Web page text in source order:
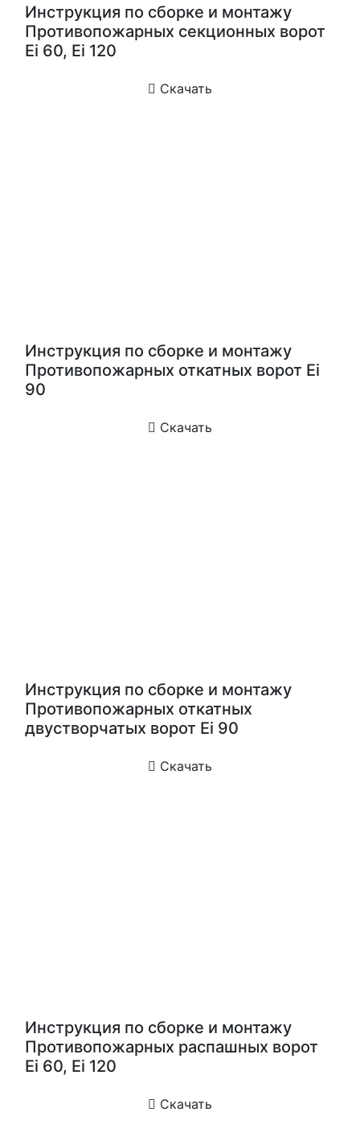
Инструкция по сборке и монтажу
Противопожарных секционных ворот
Ei 60, Ei 120
Скачать
Инструкция по сборке и монтажу
Противопожарных откатных ворот Ei
90
Скачать
Инструкция по сборке и монтажу
Противопожарных откатных
двустворчатых ворот Ei 90
Скачать
Инструкция по сборке и монтажу
Противопожарных распашных ворот
Еi 60, Ei 120
Скачать